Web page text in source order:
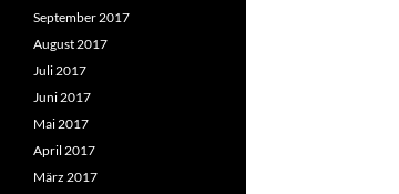
September 2017
August 2017
Juli 2017
Juni 2017
Mai 2017
April 2017
März 2017